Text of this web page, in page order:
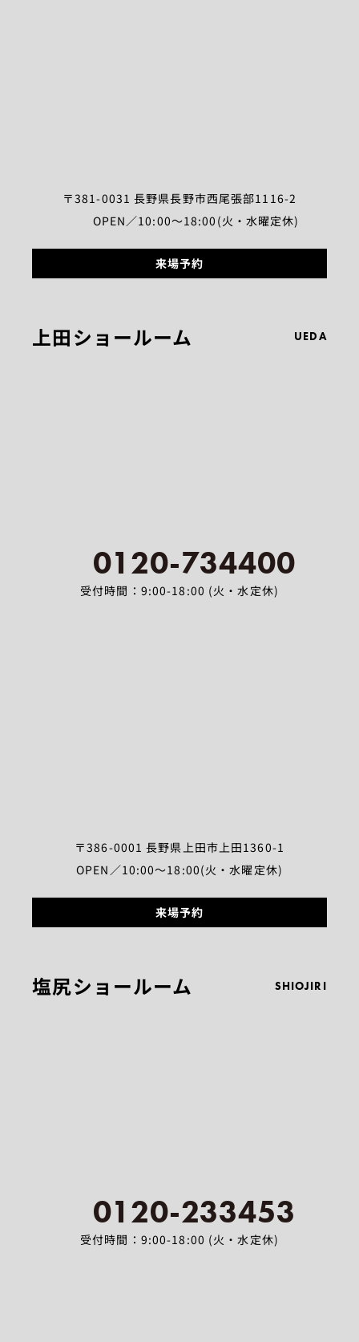
〒381-0031 長野県長野市西尾張部1116-2
OPEN／10:00～18:00(火・水曜定休)
来場予約
上田ショールーム UEDA
0120-734400
受付時間：9:00-18:00 (火・水定休)
〒386-0001 長野県上田市上田1360-1
OPEN／10:00～18:00(火・水曜定休)
来場予約
塩尻ショールーム SHIOJIRI
0120-233453
受付時間：9:00-18:00 (火・水定休)